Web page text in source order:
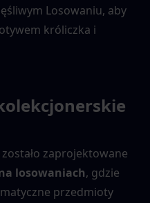
Losowaniu, aby
króliczka i
zaprojektowane
losowaniach, gdzie
przedmioty